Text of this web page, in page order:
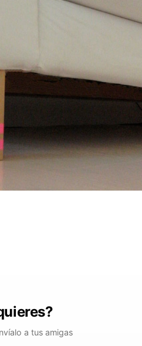
a tus amigas